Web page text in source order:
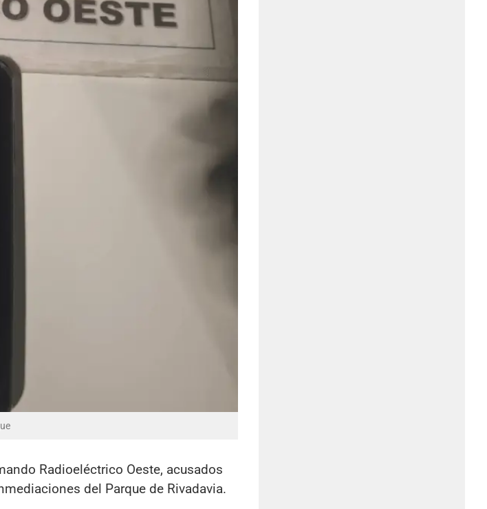
Radioeléctrico Oeste, acusados
del Parque de Rivadavia.